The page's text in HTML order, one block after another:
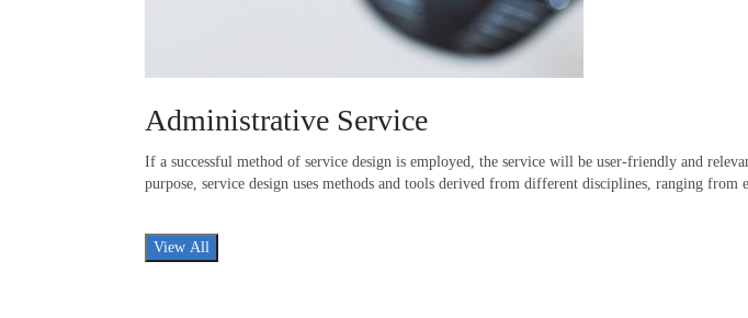
Administrative Service
If a successful method of service design is employed, the service will be user-friendly and
purpose, service design uses methods and tools derived from different disciplines, ranging from
View All